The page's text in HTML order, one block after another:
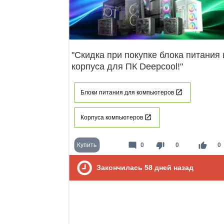
"Скидка при покупке блока питания
корпуса для ПК Deepcool!"
Блоки питания для компьютеров
Корпуса компьютеров
Купить thumb_down 0 thumb_up 0
mode_comment 0
Закончилась 58 дней назад